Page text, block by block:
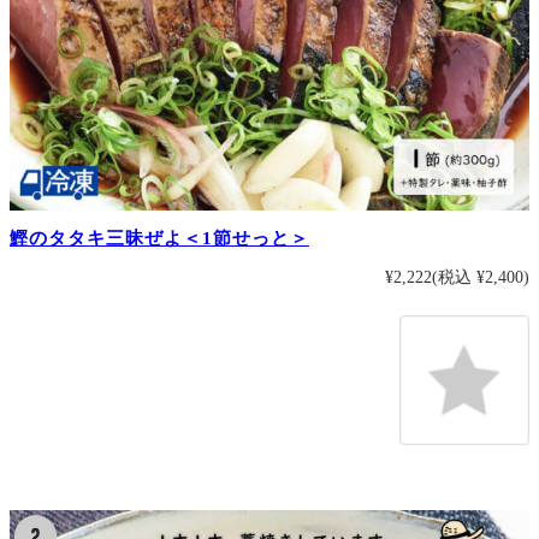
鰹のタタキ三昧ぜよ＜1節せっと＞
¥2,222(税込 ¥2,400)